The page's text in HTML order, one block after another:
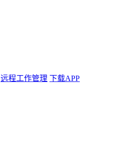
远程工作管理 下载APP